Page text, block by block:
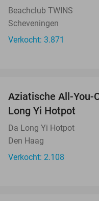
Beachclub TWINS
Scheveningen
Verkocht: 3.871
Aziatische All-You-
Long Yi Hotpot
Da Long Yi Hotpot
Den Haag
Verkocht: 2.108